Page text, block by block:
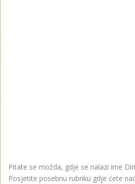
Pitate se možda, gdje se nalazi ime
Posjetite posebnu rubriku gdje ćete